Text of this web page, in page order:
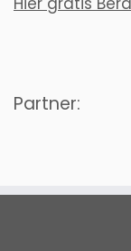
Partner: